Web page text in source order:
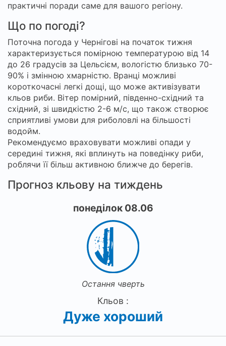
практичні поради саме для вашого регіону.
Що по погоді?
Поточна погода у Чернігові на початок тижня
характеризується помірною температурою від 14
до 26 градусів за Цельсієм, вологістю близько 70-
90% і змінною хмарністю. Вранці можливі
короткочасні легкі дощі, що може активізувати
кльов риби. Вітер помірний, південно-східний та
східний, зі швидкістю 2-6 м/с, що також створює
сприятливі умови для риболовлі на більшості
водойм.
Рекомендуємо враховувати можливі опади у
середині тижня, які вплинуть на поведінку риби,
роблячи її більш активною ближче до берегів.
Прогноз кльову на тиждень
понеділок 08.06
Остання чверть
Кльов :
Дуже хороший